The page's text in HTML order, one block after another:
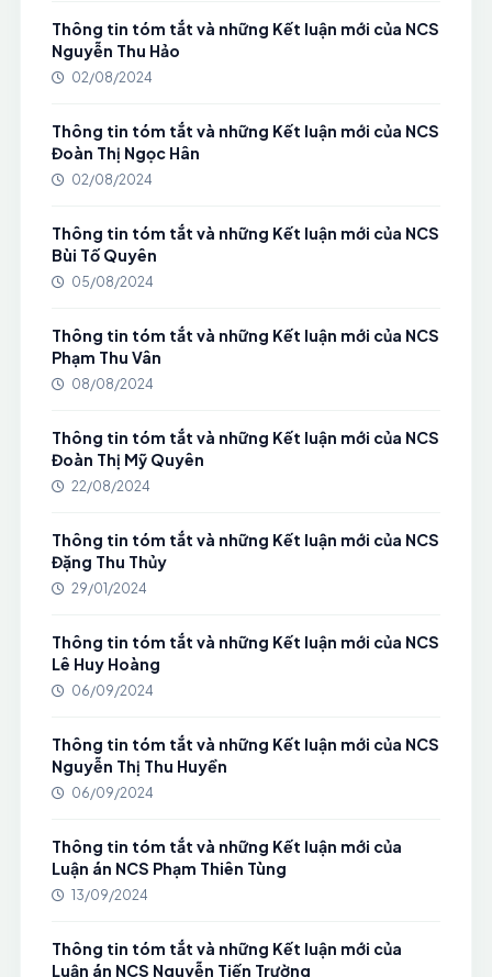
Thông tin tóm tắt và những Kết luận mới của NCS
Nguyễn Thu Hảo
02/08/2024
Thông tin tóm tắt và những Kết luận mới của NCS
Đoàn Thị Ngọc Hân
02/08/2024
Thông tin tóm tắt và những Kết luận mới của NCS
Bùi Tố Quyên
05/08/2024
Thông tin tóm tắt và những Kết luận mới của NCS
Phạm Thu Vân
08/08/2024
Thông tin tóm tắt và những Kết luận mới của NCS
Đoàn Thị Mỹ Quyên
22/08/2024
Thông tin tóm tắt và những Kết luận mới của NCS
Đặng Thu Thủy
29/01/2024
Thông tin tóm tắt và những Kết luận mới của NCS
Lê Huy Hoàng
06/09/2024
Thông tin tóm tắt và những Kết luận mới của NCS
Nguyễn Thị Thu Huyền
06/09/2024
Thông tin tóm tắt và những Kết luận mới của
Luận án NCS Phạm Thiên Tùng
13/09/2024
Thông tin tóm tắt và những Kết luận mới của
Luận án NCS Nguyễn Tiến Trường